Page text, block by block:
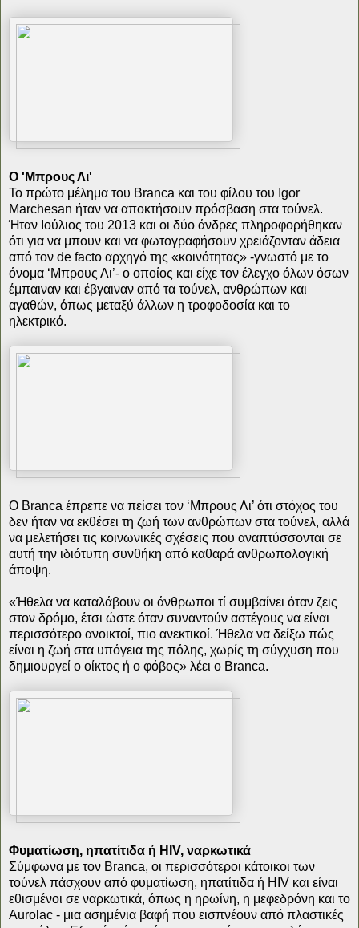
Ο 'Μπρους Λι'
Το πρώτο μέλημα του Branca και του φίλου του Igor
Marchesan ήταν να αποκτήσουν πρόσβαση στα τούνελ.
Ήταν Ιούλιος του 2013 και οι δύο άνδρες πληροφορήθηκαν
ότι για να μπουν και να φωτογραφήσουν χρειάζονταν άδεια
από τον de facto αρχηγό της «κοινότητας» -γνωστό με το
όνομα ‘Μπρους Λι’- ο οποίος και είχε τον έλεγχο όλων όσων
έμπαιναν και έβγαιναν από τα τούνελ, ανθρώπων και
αγαθών, όπως μεταξύ άλλων η τροφοδοσία και το
ηλεκτρικό.
Ο Branca έπρεπε να πείσει τον ‘Μπρους Λι’ ότι στόχος του
δεν ήταν να εκθέσει τη ζωή των ανθρώπων στα τούνελ, αλλά
να μελετήσει τις κοινωνικές σχέσεις που αναπτύσσονται σε
αυτή την ιδιότυπη συνθήκη από καθαρά ανθρωπολογική
άποψη.
«Ήθελα να καταλάβουν οι άνθρωποι τί συμβαίνει όταν ζεις
στον δρόμο, έτσι ώστε όταν συναντούν αστέγους να είναι
περισσότερο ανοικτοί, πιο ανεκτικοί. Ήθελα να δείξω πώς
είναι η ζωή στα υπόγεια της πόλης, χωρίς τη σύγχυση που
δημιουργεί ο οίκτος ή ο φόβος» λέει ο Branca.
Φυματίωση, ηπατίτιδα ή HIV, ναρκωτικά
Σύμφωνα με τον Branca, οι περισσότεροι κάτοικοι των
τούνελ πάσχουν από φυματίωση, ηπατίτιδα ή HIV και είναι
εθισμένοι σε ναρκωτικά, όπως η ηρωίνη, η μεφεδρόνη και το
Aurolac - μια ασημένια βαφή που εισπνέουν από πλαστικές